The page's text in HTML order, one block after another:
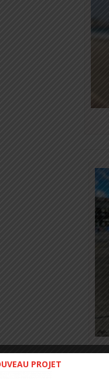
PROJET